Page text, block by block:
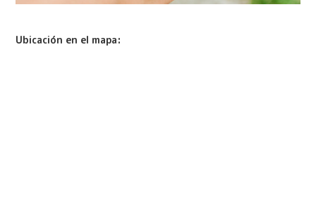
Ubicación en el mapa: